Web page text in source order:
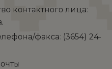
контактного лица:
факса: (3654) 24-